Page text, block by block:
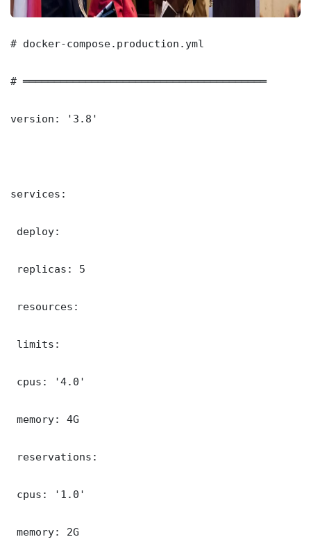
# docker-compose.production.yml
# ═══════════════════════════════════════
version: '3.8'
services:
deploy:
replicas: 5
resources:
limits:
cpus: '4.0'
memory: 4G
reservations:
cpus: '1.0'
memory: 2G